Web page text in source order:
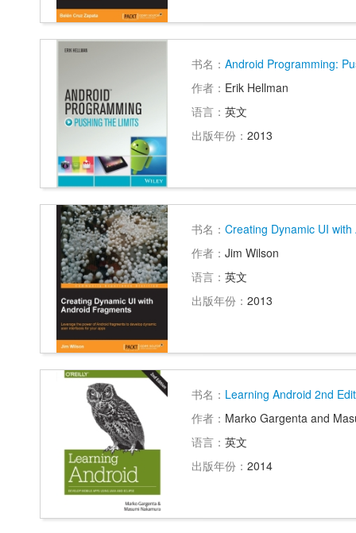
书名： Android Programming:
作者： Erik Hellman
语言： 英文
出版年份： 2013
书名： Creating Dynamic UI
作者： Jim Wilson
语言： 英文
出版年份： 2013
书名： Learning Android 2nd
作者： Marko Gargenta and
语言： 英文
出版年份： 2014